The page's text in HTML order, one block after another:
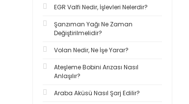
EGR Valfi Nedir, İşlevleri Nelerdir?
Şanzıman Yağı Ne Zaman
Değiştirilmelidir?
Volan Nedir, Ne İşe Yarar?
Ateşleme Bobini Arızası Nasıl
Anlaşılır?
Araba Aküsü Nasıl Şarj Edilir?